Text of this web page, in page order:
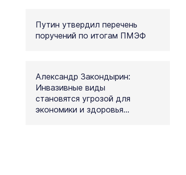
Путин утвердил перечень
поручений по итогам ПМЭФ
Александр Закондырин:
Инвазивные виды
становятся угрозой для
экономики и здоровья